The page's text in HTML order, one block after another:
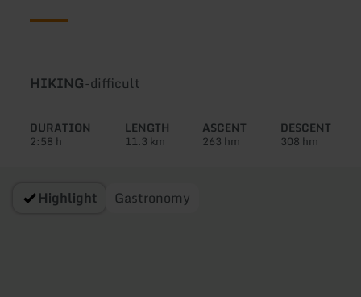
Type
tour:
HIKING-Difficulty:
difficult
DURATION
2:58 h
LENGTH
11.3 km
ASCENT
263 hm
DESCENT
308 hm
Highlight Gastronomy